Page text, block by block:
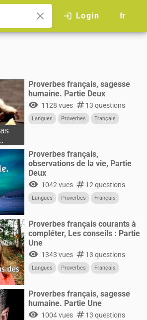
close login Login fr
Proverbes français, sagesse
humaine. Partie Deux
visibility 1128 vues numbers13 questions
Langues Proverbes Français
Proverbes français,
observations de la vie, Partie
Deux
visibility 1042 vues numbers12 questions
Langues Proverbes Français
Proverbes français courants à
compléter, Les conseils : Partie
Une
visibility 1343 vues numbers13 questions
Langues Proverbes Français
Proverbes français, sagesse
humaine. Partie Une
visibility 1004 vues numbers13 questions